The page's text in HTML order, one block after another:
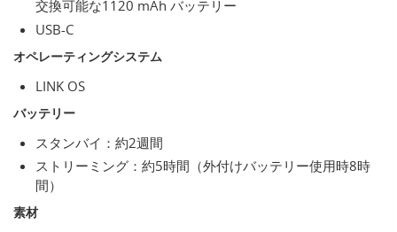
交換可能な1120 mAh バッテリー
USB‐C
オペレーティングシステム
LINK OS
バッテリー
スタンバイ：約2週間
ストリーミング：約5時間（外付けバッテリー使用時8時
間）
素材